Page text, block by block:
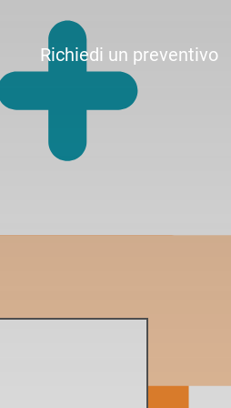
Richiedi un preventivo